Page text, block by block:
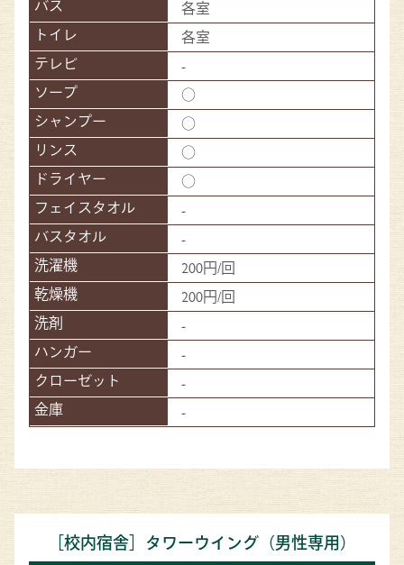
各室
各室
-
○
○
○
○
-
-
200円/回
200円/回
-
-
-
-
［校内宿舎］タワーウイング（男性専用）